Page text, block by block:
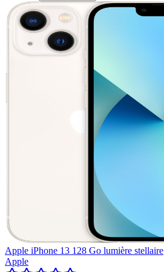
Apple iPhone 13 128 Go lumière stellaire
Apple